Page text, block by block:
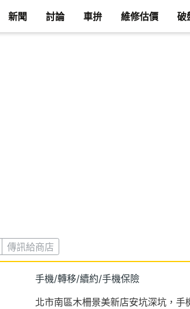
新聞 討論 車拚 維修估價 破
傳訊給商店
手機/轉移/續約/手機保險
北市南區木柵景美新店安坑深坑，